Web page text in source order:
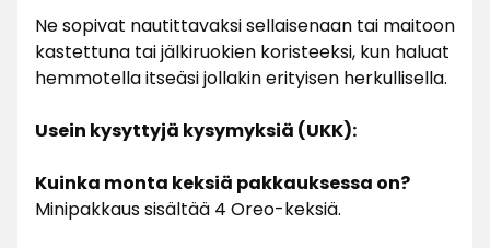
Ne sopivat nautittavaksi sellaisenaan tai maitoon
kastettuna tai jälkiruokien koristeeksi, kun haluat
hemmotella itseäsi jollakin erityisen herkullisella.
Usein kysyttyjä kysymyksiä (UKK):
Kuinka monta keksiä pakkauksessa on?
Minipakkaus sisältää 4 Oreo-keksiä.